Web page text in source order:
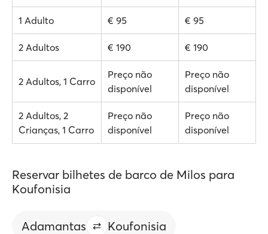
1 Adulto € 95 € 95
2 Adultos € 190 € 190
2 Adultos, 1 Carro
Preço não
disponível
Preço não
disponível
2 Adultos, 2
Crianças, 1 Carro
Preço não
disponível
Preço não
disponível
Reservar bilhetes de barco de Milos para
Koufonisia
Adamantas Koufonisia